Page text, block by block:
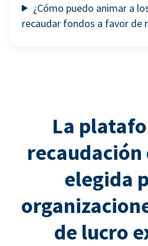
¿Cómo puedo animar a
recaudar fondos a favor de
La
recaudación
elegida
de lucro